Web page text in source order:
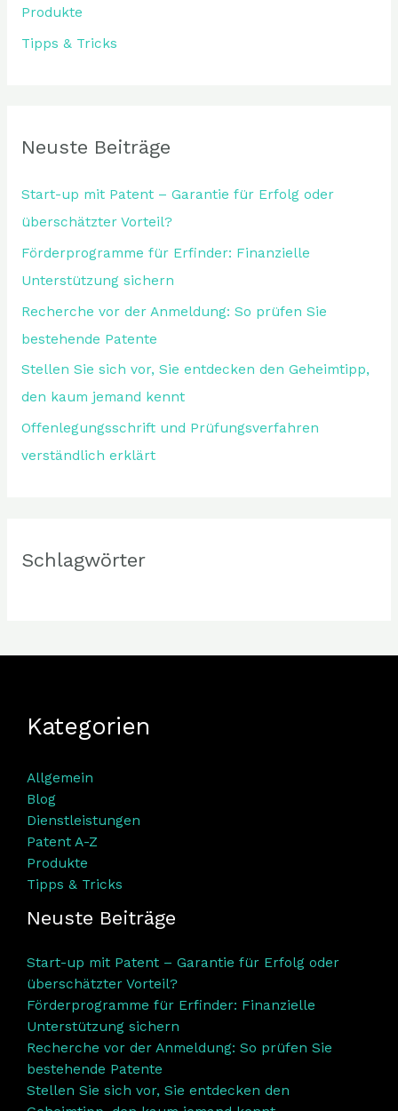
:Produkte
Tipps & Tricks
Neuste Beiträge
Start-up mit Patent – Garantie für Erfolg oder
überschätzter Vorteil?
Förderprogramme für Erfinder: Finanzielle
Unterstützung sichern
Recherche vor der Anmeldung: So prüfen Sie
bestehende Patente
Stellen Sie sich vor, Sie entdecken den Geheimtipp,
den kaum jemand kennt
Offenlegungsschrift und Prüfungsverfahren
verständlich erklärt
Schlagwörter
Kategorien
Allgemein
Blog
Dienstleistungen
Patent A-Z
Produkte
Tipps & Tricks
Neuste Beiträge
Start-up mit Patent – Garantie für Erfolg oder
überschätzter Vorteil?
Förderprogramme für Erfinder: Finanzielle
Unterstützung sichern
Recherche vor der Anmeldung: So prüfen Sie
bestehende Patente
Stellen Sie sich vor, Sie entdecken den